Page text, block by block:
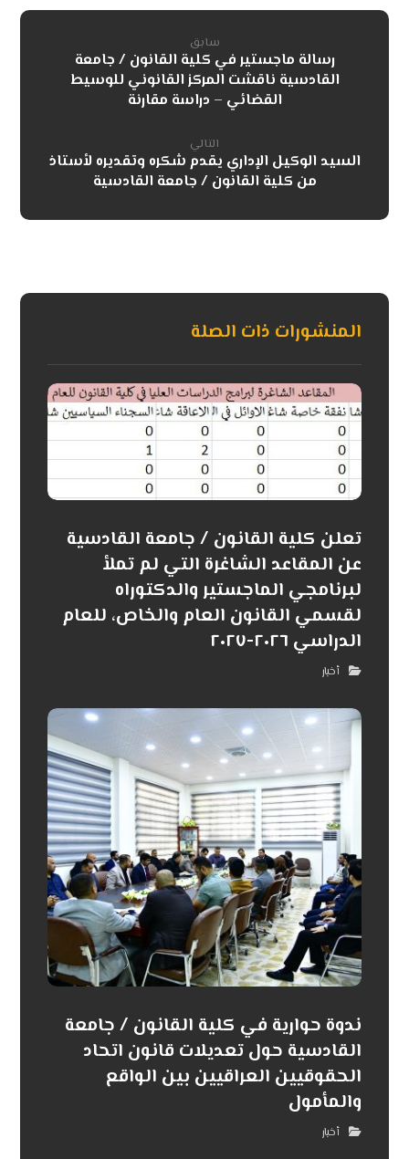
سابق
رسالة ماجستير في كلية القانون / جامعة
القادسية ناقشت المركز القانوني للوسيط
القضائي – دراسة مقارنة
التالي
السيد الوكيل الإداري يقدم شكره وتقديره لأستاذ
من كلية القانون / جامعة القادسية
المنشورات ذات الصلة
تعلن كلية القانون / جامعة القادسية
عن المقاعد الشاغرة التي لم تملأ
لبرنامجي الماجستير والدكتوراه
لقسمي القانون العام والخاص، للعام
الدراسي ٢٠٢٦-٢٠٢٧
أخبار
ندوة حوارية في كلية القانون / جامعة
القادسية حول تعديلات قانون اتحاد
الحقوقيين العراقيين بين الواقع
والمأمول
أخبار